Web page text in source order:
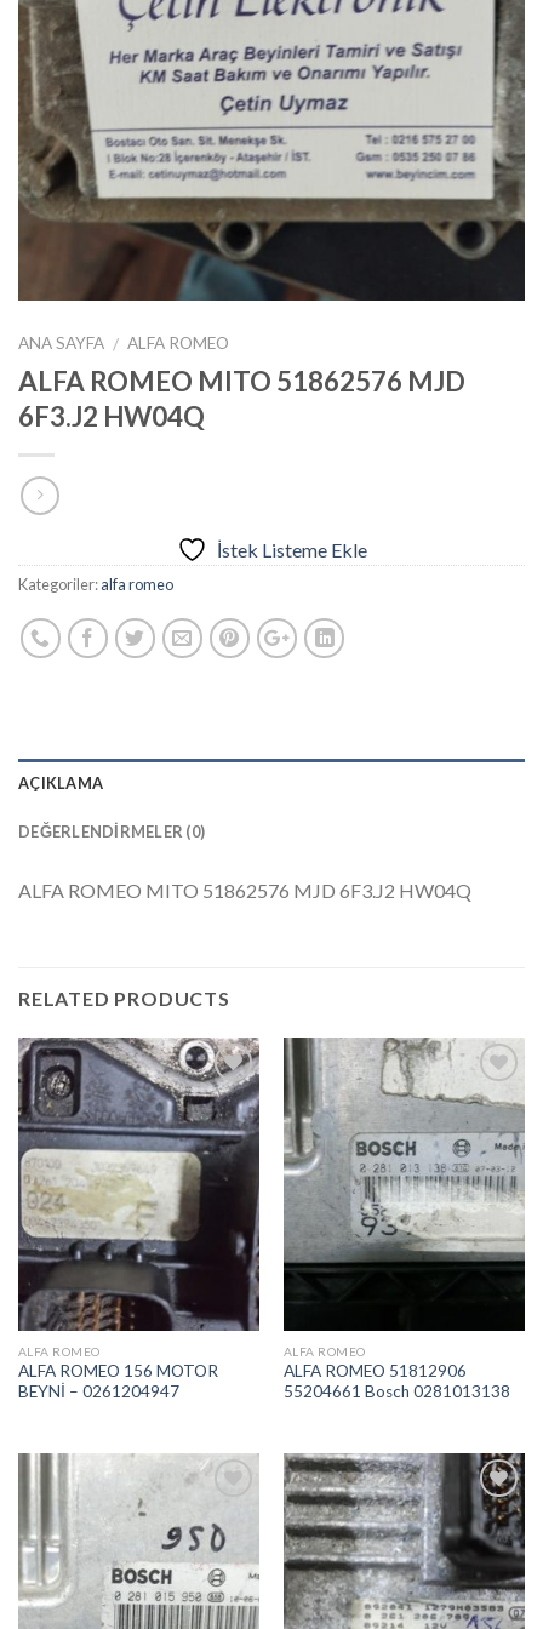
ANA SAYFA / ALFA ROMEO
ALFA ROMEO MITO 51862576 MJD
6F3.J2 HW04Q
İstek Listeme Ekle
Kategoriler:alfa romeo
AÇIKLAMA
DEĞERLENDIRMELER (0)
ALFA ROMEO MITO 51862576 MJD 6F3.J2 HW04Q
RELATED PRODUCTS
İstek
Listeme
Ekle
ALFA ROMEO
ALFA ROMEO 156 MOTOR
BEYNİ – 0261204947
İstek
Listeme
Ekle
ALFA ROMEO
ALFA ROMEO 51812906
55204661 Bosch 0281013138
İstek
Listeme
Ekle
İstek
Listeme
Ekle